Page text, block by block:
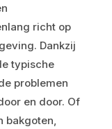
richt op
Dankzij
typische
problemen
en door. Of
bakgoten,